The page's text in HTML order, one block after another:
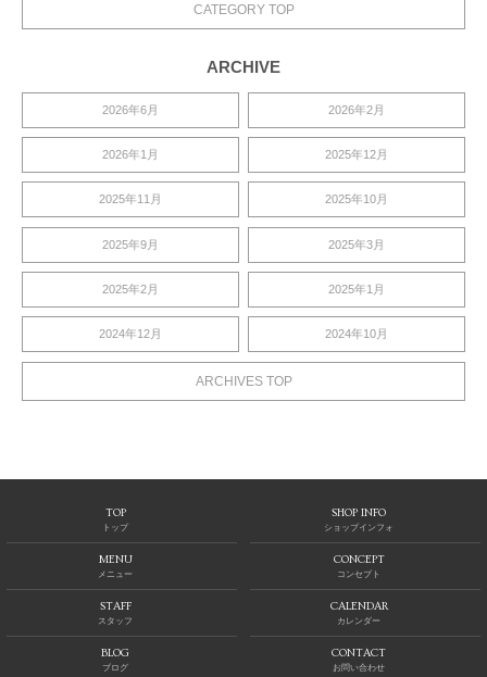
CATEGORY TOP
ARCHIVE
2026年6月 2026年2月
2026年1月 2025年12月
2025年11月 2025年10月
2025年9月 2025年3月
2025年2月 2025年1月
2024年12月 2024年10月
ARCHIVES TOP
TOP
トップ
SHOP INFO
ショップインフォ
MENU
メニュー
CONCEPT
コンセプト
STAFF
スタッフ
CALENDAR
カレンダー
BLOG
ブログ
CONTACT
お問い合わせ